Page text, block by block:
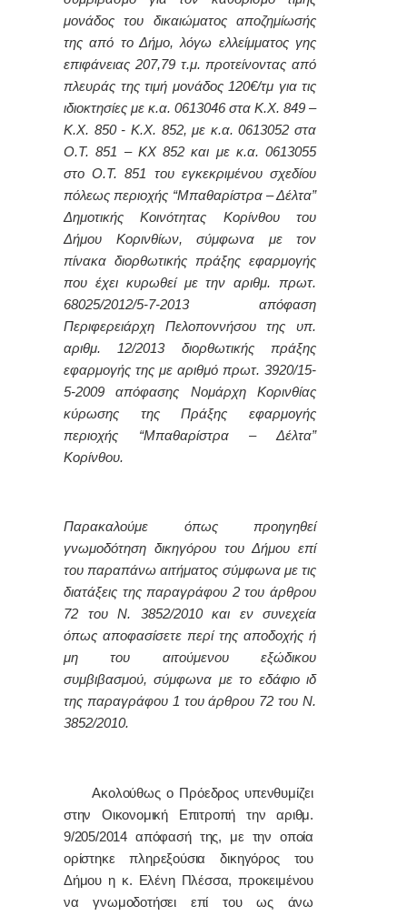
μονάδος του δικαιώματος αποζημίωσής
της από το Δήμο, λόγω ελλείμματος γης
επιφάνειας 207,79 τ.μ. προτείνοντας από
πλευράς της τιμή μονάδος 120€/τμ για τις
ιδιοκτησίες με κ.α. 0613046 στα Κ.Χ. 849 –
Κ.Χ. 850 - Κ.Χ. 852, με κ.α. 0613052 στα
Ο.Τ. 851 – ΚΧ 852 και με κ.α. 0613055
στο Ο.Τ. 851 του εγκεκριμένου σχεδίου
πόλεως περιοχής “Μπαθαρίστρα – Δέλτα”
Δημοτικής Κοινότητας Κορίνθου του
Δήμου Κορινθίων, σύμφωνα με τον
πίνακα διορθωτικής πράξης εφαρμογής
που έχει κυρωθεί με την αριθμ. πρωτ.
68025/2012/5-7-2013 απόφαση
Περιφερειάρχη Πελοποννήσου της υπ.
αριθμ. 12/2013 διορθωτικής πράξης
εφαρμογής της με αριθμό πρωτ. 3920/15-
5-2009 απόφασης Νομάρχη Κορινθίας
κύρωσης της Πράξης εφαρμογής
περιοχής “Μπαθαρίστρα – Δέλτα”
Κορίνθου.
Παρακαλούμε όπως προηγηθεί
γνωμοδότηση δικηγόρου του Δήμου επί
του παραπάνω αιτήματος σύμφωνα με τις
διατάξεις της παραγράφου 2 του άρθρου
72 του Ν. 3852/2010 και εν συνεχεία
όπως αποφασίσετε περί της αποδοχής ή
μη του αιτούμενου εξώδικου
συμβιβασμού, σύμφωνα με το εδάφιο ιδ
της παραγράφου 1 του άρθρου 72 του Ν.
3852/2010.
Ακολούθως ο Πρόεδρος υπενθυμίζει
στην Οικονομική Επιτροπή την αριθμ.
9/205/2014 απόφασή της, με την οποία
ορίστηκε πληρεξούσια δικηγόρος του
Δήμου η κ. Ελένη Πλέσσα, προκειμένου
να γνωμοδοτήσει επί του ως άνω